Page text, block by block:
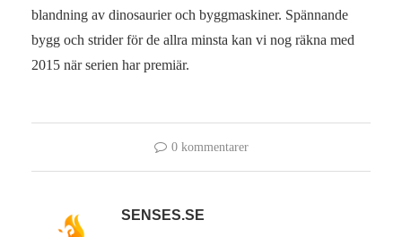
blandning av dinosaurier och byggmaskiner. Spännande
bygg och strider för de allra minsta kan vi nog räkna med
2015 när serien har premiär.
0 kommentarer
SENSES.SE